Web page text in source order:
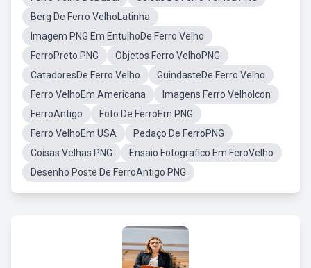
Berg De Ferro VelhoLatinha
Imagem PNG Em EntulhoDe Ferro Velho
FerroPreto PNG
Objetos Ferro VelhoPNG
CatadoresDe Ferro Velho
GuindasteDe Ferro Velho
Ferro VelhoEm Americana
Imagens Ferro VelhoIcon
FerroAntigo
Foto De FerroEm PNG
Ferro VelhoEm USA
Pedaço De FerroPNG
Coisas Velhas PNG
Ensaio Fotografico Em FeroVelho
Desenho Poste De FerroAntigo PNG